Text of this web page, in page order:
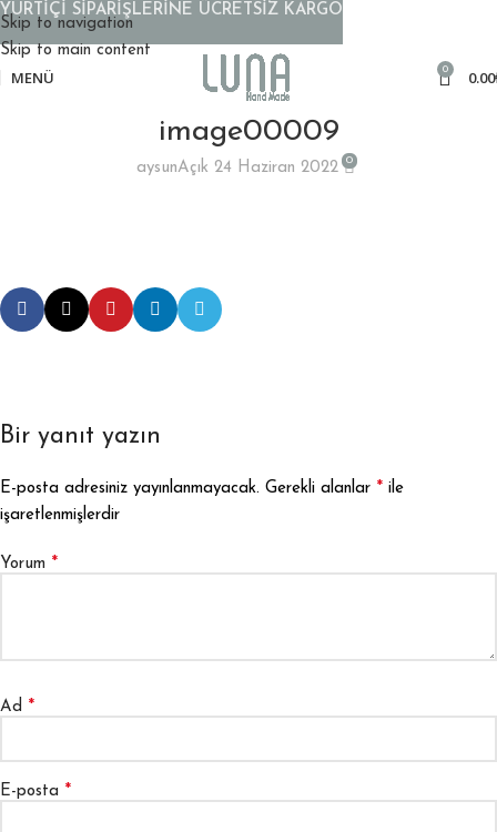
Skip to navigation
Skip to main content
MENÜ 0 0.00
image00009
aysunAçık 24 Haziran 2022 0
Bir yanıt yazın
E-posta adresiniz yayınlanmayacak. Gerekli alanlar * ile
işaretlenmişlerdir
Yorum *
Ad *
E-posta *
YURTİÇİ SİPARİŞLERİNE ÜCRETSİZ KARGO